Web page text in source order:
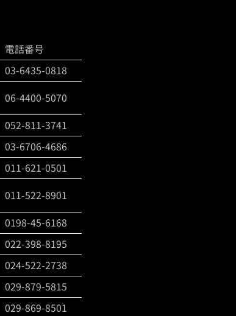
電話番号
03-6435-0818
06-4400-5070
052-811-3741
03-6706-4686
011-621-0501
011-522-8901
0198-45-6168
022-398-8195
024-522-2738
029-879-5815
029-869-8501